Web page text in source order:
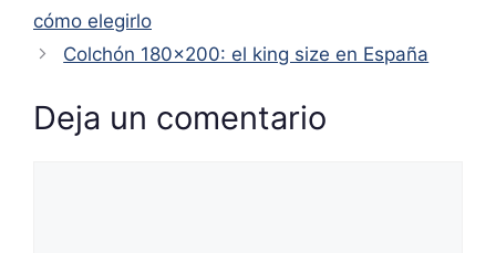
cómo elegirlo
Colchón 180×200: el king size en España
Deja un comentario